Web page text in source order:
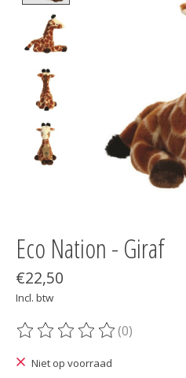
Eco Nation - Giraf
€22,50
Incl. btw
De beoordeling van dit
(0)
Niet op voorraad